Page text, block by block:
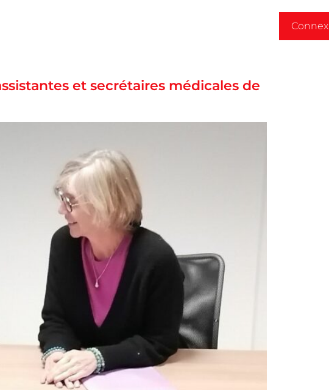
et secrétaires médicales de